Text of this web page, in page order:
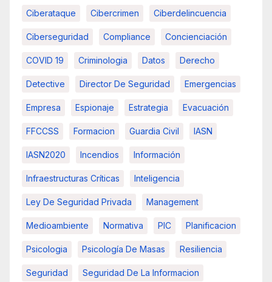
Ciberataque Cibercrimen Ciberdelincuencia
Ciberseguridad Compliance Concienciación
COVID 19 Criminologia Datos Derecho
Detective Director De Seguridad Emergencias
Empresa Espionaje Estrategia Evacuación
FFCCSS Formacion Guardia Civil IASN
IASN2020 Incendios Información
Infraestructuras Críticas Inteligencia
Ley De Seguridad Privada Management
Medioambiente Normativa PIC Planificacion
Psicologia Psicología De Masas Resiliencia
Seguridad Seguridad De La Informacion